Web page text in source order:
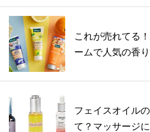
これが売れてる
ームで人気の香
フェイスオイル
て？マッサージ